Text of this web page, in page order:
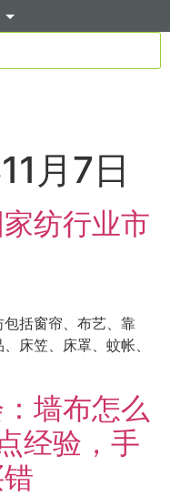
月7日
纺行业市
括窗帘、布艺、靠
床笠、床罩、蚊帐、
墙布怎么
经验，手